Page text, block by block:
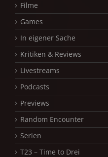
Filme
Games
In eigener Sache
Kritiken & Reviews
Livestreams
Podcasts
Previews
Random Encounter
Serien
T23 – Time to Drei